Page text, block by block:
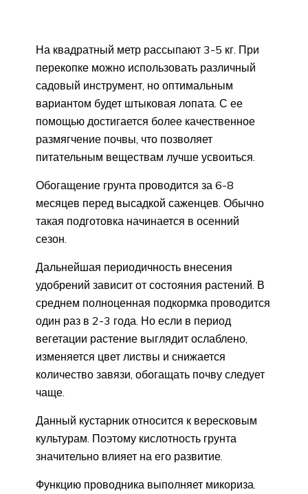
На квадратный метр рассыпают 3-5 кг. При
перекопке можно использовать различный
садовый инструмент, но оптимальным
вариантом будет штыковая лопата. С ее
помощью достигается более качественное
размягчение почвы, что позволяет
питательным веществам лучше усвоиться.
Обогащение грунта проводится за 6-8
месяцев перед высадкой саженцев. Обычно
такая подготовка начинается в осенний
сезон.
Дальнейшая периодичность внесения
удобрений зависит от состояния растений. В
среднем полноценная подкормка проводится
один раз в 2-3 года. Но если в период
вегетации растение выглядит ослаблено,
изменяется цвет листвы и снижается
количество завязи, обогащать почву следует
чаще.
Данный кустарник относится к вересковым
культурам. Поэтому кислотность грунта
значительно влияет на его развитие.
Функцию проводника выполняет микориза.